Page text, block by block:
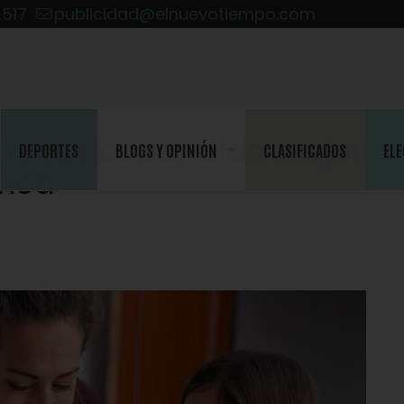
publicidad@elnuevotiempo.com
DEPORTES BLOGS Y OPINIÓN CLASIFICADOS
españolas mejor